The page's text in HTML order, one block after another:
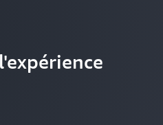
afin de
grâce à